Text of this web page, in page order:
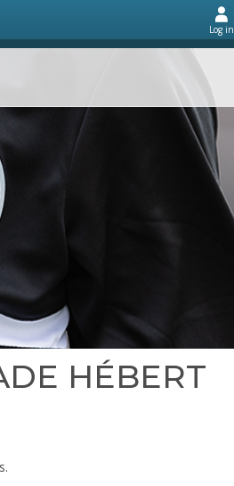
Log in
HÉBERT